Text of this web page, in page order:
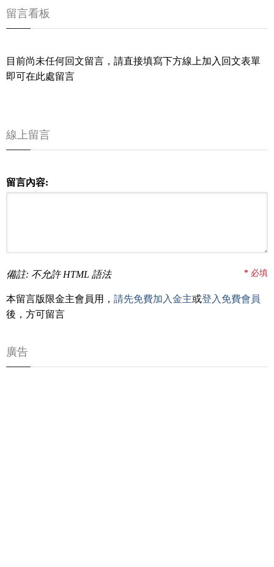
留言看板
目前尚未任何回文留言，請直接填寫下方線上加入回文表單
即可在此處留言
線上留言
留言內容:
備註: 不允許 HTML 語法 * 必填
本留言版限金主會員用， 請先免費加入金主或登入免費會員
後，方可留言
廣告